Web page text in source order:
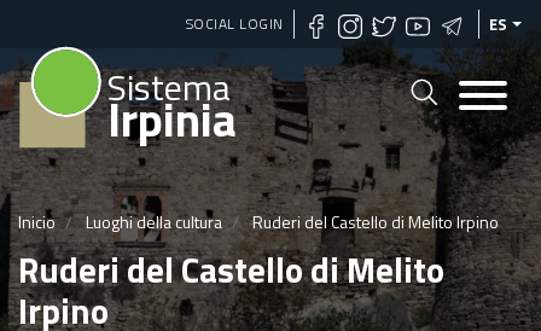
Pasar
contenido
principal
SOCIAL LOGIN ES
Sistema
Irpinia
Inicio Luoghi della cultura Ruderi del Castello di Melito Irpino
Ruderi del Castello di Melito
Irpino